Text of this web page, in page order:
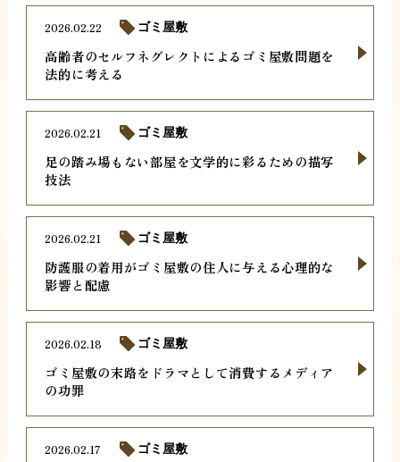
高齢者のセルフネグレクトによるゴミ屋敷問題を
法的に考える
2026.02.22 ゴミ屋敷
足の踏み場もない部屋を文学的に彩るための描写
技法
2026.02.21 ゴミ屋敷
防護服の着用がゴミ屋敷の住人に与える心理的な
影響と配慮
2026.02.21 ゴミ屋敷
ゴミ屋敷の末路をドラマとして消費するメディア
の功罪
2026.02.18 ゴミ屋敷
2026.02.17 ゴミ屋敷